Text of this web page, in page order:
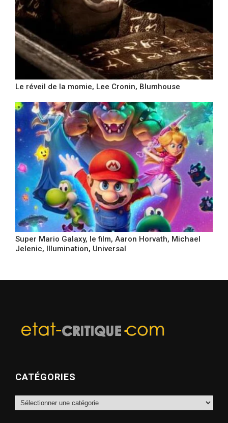
Le réveil de la momie, Lee Cronin, Blumhouse
Super Mario Galaxy, le film, Aaron Horvath, Michael
Jelenic, Illumination, Universal
CATÉGORIES
Catégories